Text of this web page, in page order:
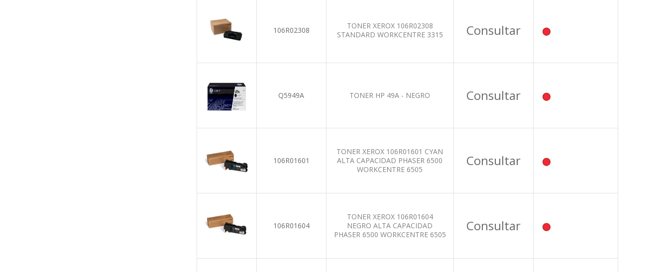
106R02308
TONER XEROX 106R02308
STANDARD WORKCENTRE 3315
Consultar
Q5949A TONER HP 49A - NEGRO Consultar
106R01601
TONER XEROX 106R01601 CYAN
ALTA CAPACIDAD PHASER 6500
WORKCENTRE 6505
Consultar
106R01604
TONER XEROX 106R01604
NEGRO ALTA CAPACIDAD
PHASER 6500 WORKCENTRE 6505
Consultar